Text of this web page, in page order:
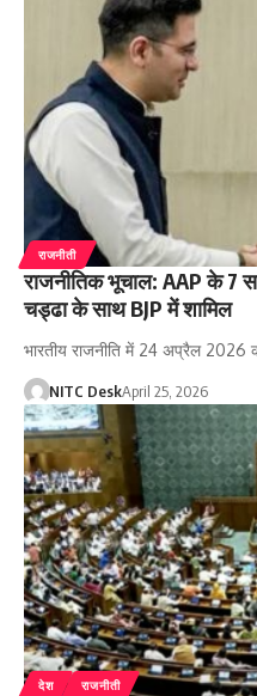
राजनीती
राजनीतिक भूचाल: AAP के 7
चड्ढा के साथ BJP में शामिल
भारतीय राजनीति में 24 अप्रैल 2026
NITC DeskApril 25, 2026
देश राजनीती